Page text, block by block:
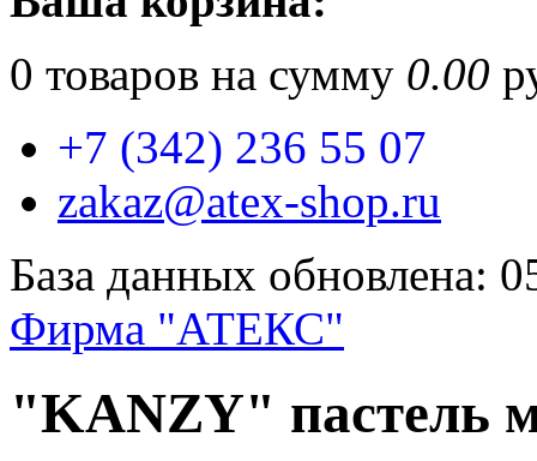
0 товаров на сумму 0.00
+7 (342) 236 55 07
zakaz@atex-shop.ru
База данных обновлена:
Фирма "АТЕКС"
"KANZY" пастель